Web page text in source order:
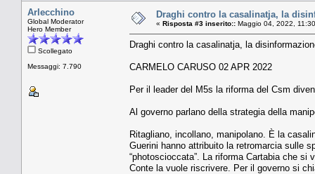
Arlecchino
Global Moderator
Hero Member
Scollegato
Messaggi: 7.790
Draghi contro la casalinatja, la
« Risposta #3 inserito:: Maggio 04, 2022,
Draghi contro la casalinatja, la
CARMELO CARUSO 02 APR 2022
Per il leader del M5s la riforma del Csm
Al governo parlano della strategia della
Ritagliano, incollano, manipolano. È la
Guerini hanno attribuito la retromarcia sulle
“photoscioccata”. La riforma Cartabia che si
Conte la vuole riscrivere. Per il governo si